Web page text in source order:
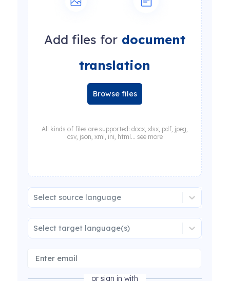
Add files for document
translation
Browse files
All kinds of files are supported: docx, xlsx, pdf, jpeg,
csv, json, xml, ini, html... see more
Select source language
Select target language(s)
or sign in with